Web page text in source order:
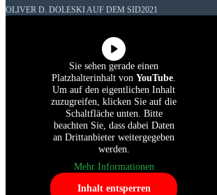
OLIVER D. DOLESKI AUF DEM SID2021
Sie sehen gerade einen
Platzhalterinhalt von YouTube.
Um auf den eigentlichen Inhalt
zuzugreifen, klicken Sie auf die
Schaltfläche unten. Bitte
beachten Sie, dass dabei Daten
an Drittanbieter weitergegeben
werden.
Mehr Informationen
Inhalt entsperren